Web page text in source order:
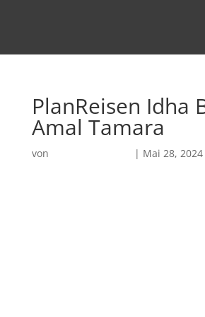
PlanReisen Idha
Amal Tamara
von | Mai 28, 2024